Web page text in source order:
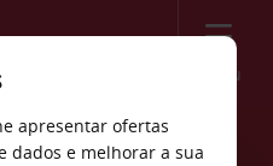
Menu
apresentar ofertas
dados e melhorar a sua